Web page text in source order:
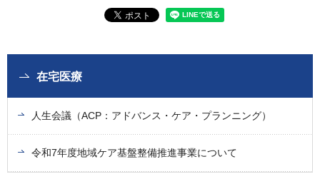
在宅医療
人生会議（ACP：アドバンス・ケア・プランニング）
令和7年度地域ケア基盤整備推進事業について